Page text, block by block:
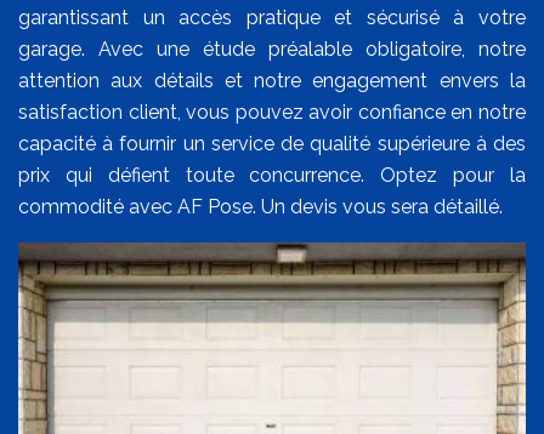
garantissant un accès pratique et sécurisé à votre
garage. Avec une étude préalable obligatoire, notre
attention aux détails et notre engagement envers la
satisfaction client, vous pouvez avoir confiance en notre
capacité à fournir un service de qualité supérieure à des
prix qui défient toute concurrence. Optez pour la
commodité avec AF Pose. Un devis vous sera détaillé.